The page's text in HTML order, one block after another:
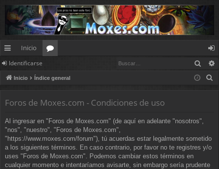
nl
ac
pi
d
os
Inicio
os
de
nt
Identificarse
Inicio Índice general
Foros de Moxes.com - Condiciones de uso
Al ingresar en "Foros de Moxes.com" (de aquí en adelante "nosotros",
"nos", "nuestro", "Foros de Moxes.com",
"https://www.moxes.com/forum"), tú acuerdas estar legalmente sometido
a los siguientes términos. En caso contrario, por favor no te registres y/o
uses "Foros de Moxes.com". Podemos cambiar estos términos en
cualquier momento e intentaríamos avisarte, sin embargo sería prudente